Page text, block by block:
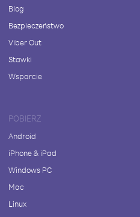
Blog
Bezpieczeństwo
Viber Out
Stawki
Wsparcie
POBIERZ
Android
iPhone & iPad
Windows PC
Mac
Linux